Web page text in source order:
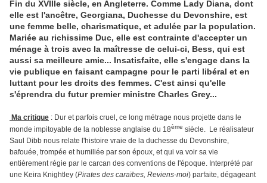
Fin du XVIIIe siècle, en Angleterre. Comme Lady Diana, dont
elle est l'ancêtre, Georgiana, Duchesse du Devonshire, est
une femme belle, charismatique, et adulée par la population.
Mariée au richissime Duc, elle est contrainte d'accepter un
ménage à trois avec la maîtresse de celui-ci, Bess, qui est
aussi sa meilleure amie... Insatisfaite, elle s'engage dans la
vie publique en faisant campagne pour le parti libéral et en
luttant pour les droits des femmes. C'est ainsi qu'elle
s'éprendra du futur premier ministre Charles Grey...
Ma critique : Dur et parfois cruel, ce long métrage nous projette dans le
monde impitoyable de la noblesse anglaise du 18ème siècle. Le réalisateur
Saul Dibb nous relate l'histoire vraie de la duchesse du Devonshire,
bafouée, trompée et humiliée par son époux, et qui va voir sa vie
entièrement régie par le carcan des conventions de l'époque. Interprété par
une Keira Knightley (Pirates des caraïbes, Reviens-moi) parfaite, dégageant